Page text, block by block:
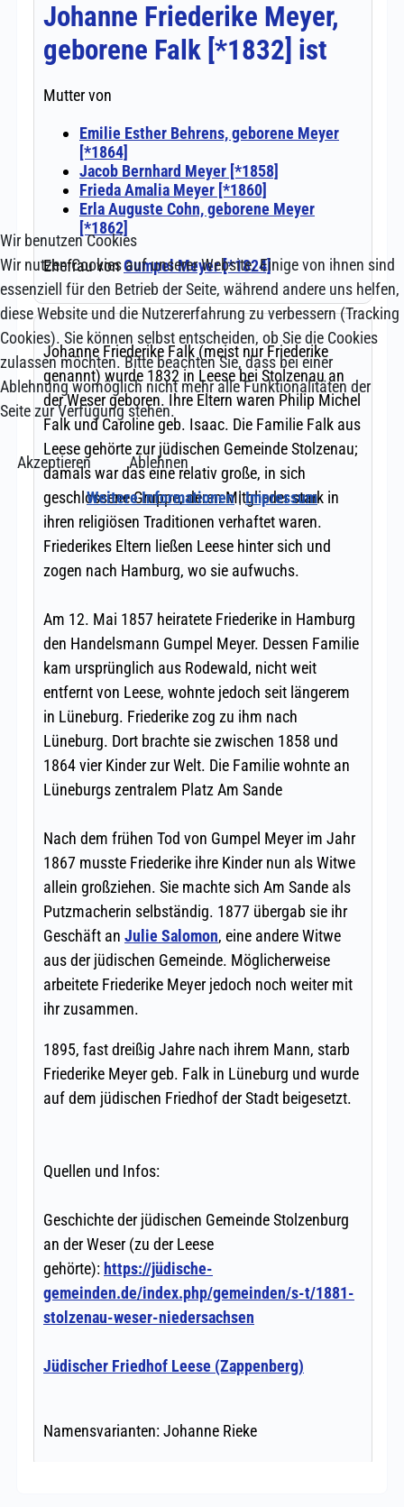
Wir benutzen Cookies
Wir nutzen Cookies auf unserer Website. Einige von ihnen sind
essenziell für den Betrieb der Seite, während andere uns helfen,
diese Website und die Nutzererfahrung zu verbessern (Tracking
Cookies). Sie können selbst entscheiden, ob Sie die Cookies
zulassen möchten. Bitte beachten Sie, dass bei einer
Ablehnung womöglich nicht mehr alle Funktionalitäten der
Seite zur Verfügung stehen.
Akzeptieren
Ablehnen
Weitere Informationen|Impressum